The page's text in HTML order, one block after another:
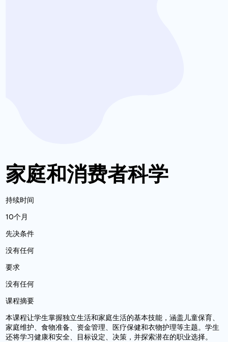
家庭和消费者科学
持续时间
10个月
先决条件
没有任何
要求
没有任何
课程摘要
本课程让学生掌握独立生活和家庭生活的基本技能，涵盖儿童保育、
家庭维护、食物准备、资金管理、医疗保健和衣物护理等主题。学生
还将学习健康和安全、目标设定、决策，并探索潜在的职业选择。